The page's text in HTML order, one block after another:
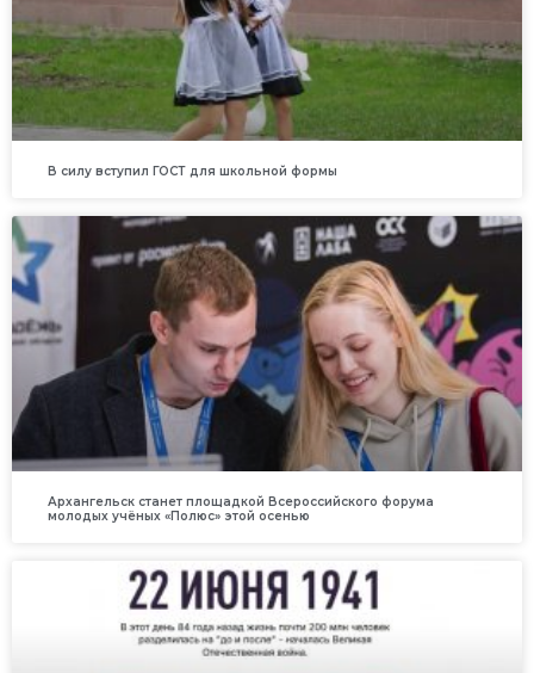
В силу вступил ГОСТ для школьной формы
Архангельск станет площадкой Всероссийского форума
молодых учёных «Полюс» этой осенью